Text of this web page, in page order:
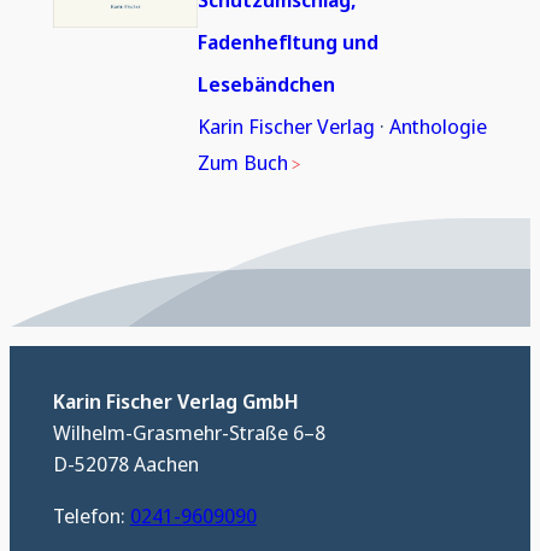
Fadenhefltung und
Lesebändchen
Karin Fischer Verlag · Anthologie
Zum Buch
Karin Fischer Verlag GmbH
Wilhelm-Grasmehr-Straße 6–8
D-52078 Aachen
Telefon: 0241-9609090